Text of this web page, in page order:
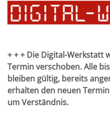
+ + + Die Digital-Werkstatt
Termin verschoben. Alle
bleiben gültig, bereits
erhalten den neuen
um Verständnis.